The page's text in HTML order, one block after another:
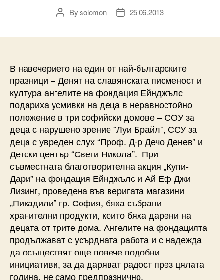
PostBysolomon
Post25.06.2013
В навечерието на един от най-българските
празници – Денят на славянската писменост и
култура ангелите на фондация Ейнджълс
подариха усмивки на деца в неравностойно
положение в три софийски домове – СОУ за
деца с нарушено зрение “Луи Брайл”, ССУ за
деца с увреден слух “Проф. Д-р Дечо Денев” и
Детски център “Свети Никола”. При
съвместната благотворителна акция „Купи-
Дари” на фондация Ейнджълс и Ай Еф Джи
Лизинг, проведена във веригата магазини
„Пикадили” гр. София, бяха събрани
хранителни продукти, които бяха дарени на
децата от трите дома. Ангелите на фондацията
продължават с усърдната работа и с надежда
да осъществят още повече подобни
инициативи, за да даряват радост през цялата
година, не само предпразнично.